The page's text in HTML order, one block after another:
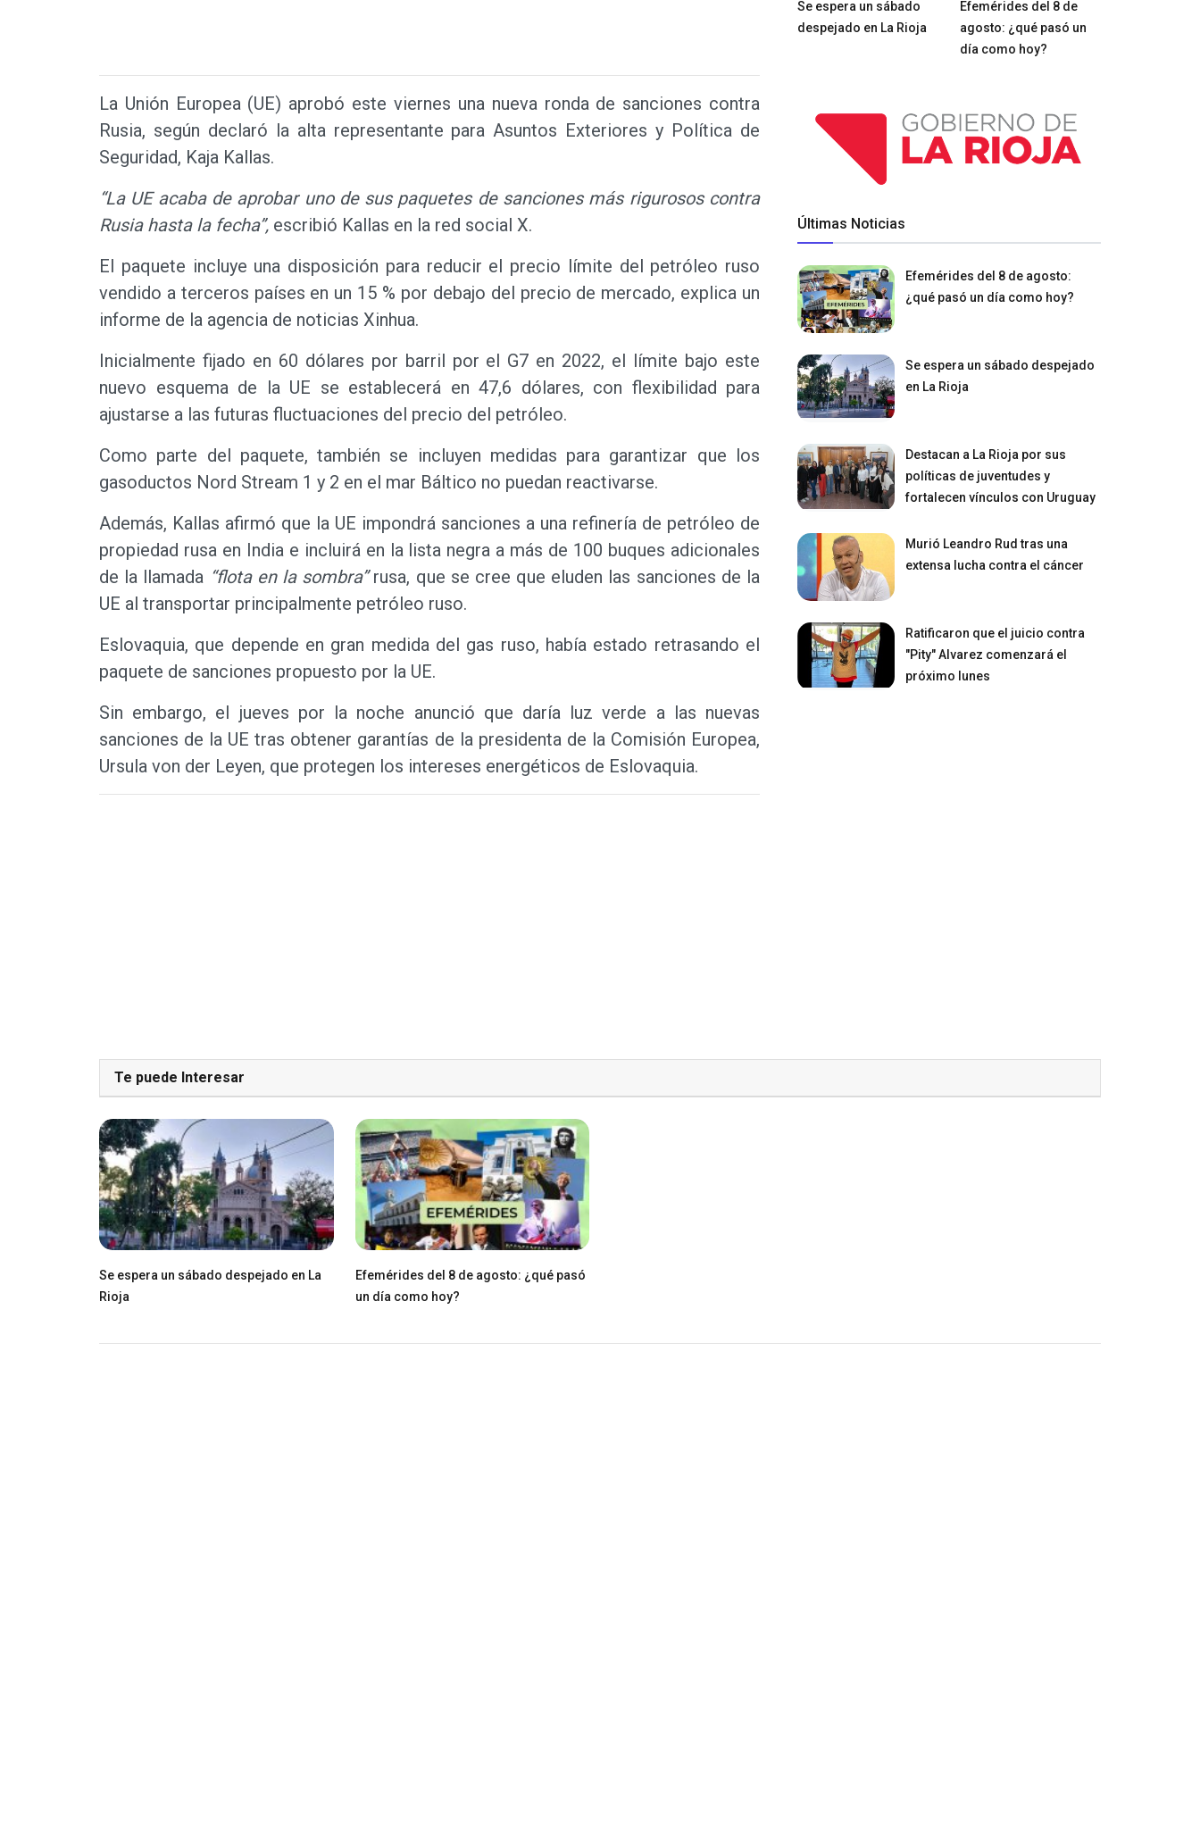
La Unión Europea (UE) aprobó este viernes una nueva ronda de sanciones contra
Rusia, según declaró la alta representante para Asuntos Exteriores y Política de
Seguridad, Kaja Kallas.
“La UE acaba de aprobar uno de sus paquetes de sanciones más rigurosos contra
Rusia hasta la fecha”, escribió Kallas en la red social X.
El paquete incluye una disposición para reducir el precio límite del petróleo ruso
vendido a terceros países en un 15 % por debajo del precio de mercado, explica un
informe de la agencia de noticias Xinhua.
Inicialmente fijado en 60 dólares por barril por el G7 en 2022, el límite bajo este
nuevo esquema de la UE se establecerá en 47,6 dólares, con flexibilidad para
ajustarse a las futuras fluctuaciones del precio del petróleo.
Como parte del paquete, también se incluyen medidas para garantizar que los
gasoductos Nord Stream 1 y 2 en el mar Báltico no puedan reactivarse.
Además, Kallas afirmó que la UE impondrá sanciones a una refinería de petróleo de
propiedad rusa en India e incluirá en la lista negra a más de 100 buques adicionales
de la llamada “flota en la sombra”rusa, que se cree que eluden las sanciones de la
UE al transportar principalmente petróleo ruso.
Eslovaquia, que depende en gran medida del gas ruso, había estado retrasando el
paquete de sanciones propuesto por la UE.
Sin embargo, el jueves por la noche anunció que daría luz verde a las nuevas
sanciones de la UE tras obtener garantías de la presidenta de la Comisión Europea,
Ursula von der Leyen, que protegen los intereses energéticos de Eslovaquia.
Se espera un sábado
despejado en La Rioja
Efemérides del 8 de
agosto: ¿qué pasó un
día como hoy?
Últimas Noticias
Efemérides del 8 de agosto:
¿qué pasó un día como hoy?
Se espera un sábado despejado
en La Rioja
Destacan a La Rioja por sus
políticas de juventudes y
fortalecen vínculos con Uruguay
Murió Leandro Rud tras una
extensa lucha contra el cáncer
Ratificaron que el juicio contra
"Pity" Alvarez comenzará el
próximo lunes
Te puede Interesar
Se espera un sábado despejado en La
Rioja
Efemérides del 8 de agosto: ¿qué pasó
un día como hoy?